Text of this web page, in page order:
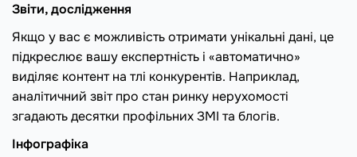
Звіти, дослідження
Якщо у вас є можливість отримати унікальні дані, це
підкреслює вашу експертність і «автоматично»
виділяє контент на тлі конкурентів. Наприклад,
аналітичний звіт про стан ринку нерухомості
згадають десятки профільних ЗМІ та блогів.
Інфографіка